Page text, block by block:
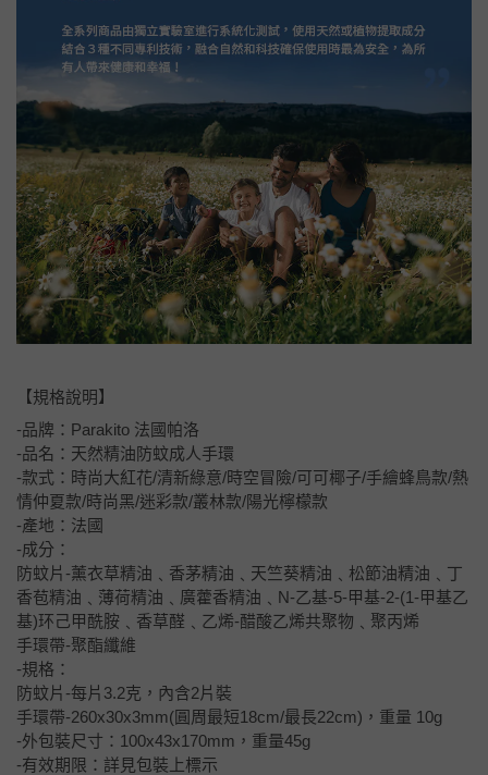
【規格說明】
-品牌：Parakito 法國帕洛
-品名：天然精油防蚊成人手環
-款式：時尚大紅花/清新綠意/時空冒險/可可椰子/手繪蜂鳥款/熱
情仲夏款/時尚黑/迷彩款/叢林款/陽光檸檬款
-產地：法國
-成分：
防蚊片-薰衣草精油﹑香茅精油﹑天竺葵精油﹑松節油精油﹑丁
香苞精油﹑薄荷精油﹑廣藿香精油﹑N-乙基-5-甲基-2-(1-甲基乙
基)环己甲酰胺﹑香草醛﹑乙烯-醋酸乙烯共聚物﹑聚丙烯
手環帶-聚酯纖維
-規格：
防蚊片-每片3.2克，內含2片裝
手環帶-260x30x3mm(圓周最短18cm/最長22cm)，重量 10g
-外包裝尺寸：100x43x170mm，重量45g
-有效期限：詳見包裝上標示